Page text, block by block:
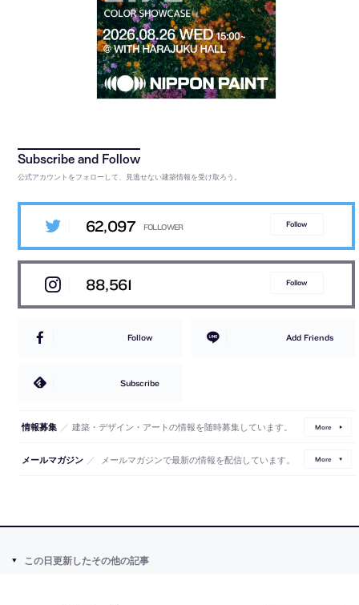
公式アカウントをフォローして、見逃せない建築情報を受け取ろう。
62,097 Follow
88,561 Follow
Follow Add Friends
Subscribe
情報募集 ／ 建築・デザイン・アートの情報を随時募集しています。 More
メールマガジン ／ メールマガジンで最新の情報を配信しています。 More
この日更新したその他の記事